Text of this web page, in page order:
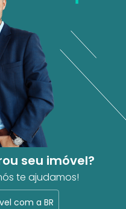
seu imóvel?
te ajudamos!
com a BR